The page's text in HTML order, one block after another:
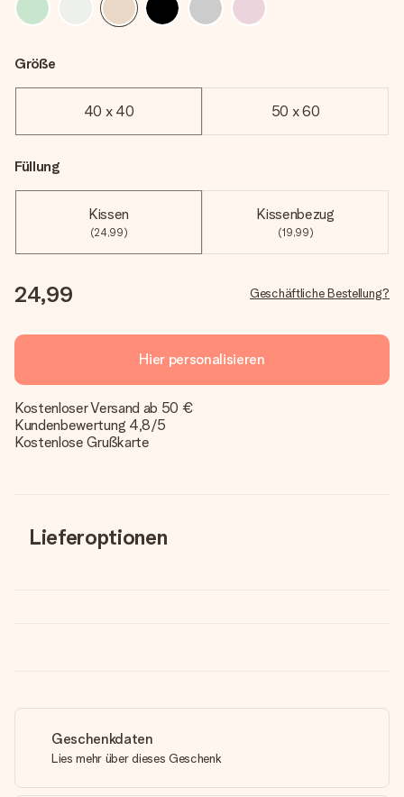
Größe
40 x 40 50 x 60
Füllung
Kissen
(24,99)
Kissenbezug
(19,99)
24,99 Geschäftliche Bestellung?
Hier personalisieren
Kostenloser Versand ab 50 €
Kundenbewertung 4,8/5
Kostenlose Grußkarte
Lieferoptionen
Geschenkdaten
Lies mehr über dieses Geschenk